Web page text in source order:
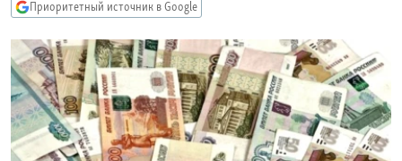
Вернутся
поиску
КАВКАЗ.РЕАЛИИ
СЕВЕР.РЕАЛИИ
СИБИРЬ.РЕАЛИИ
РАСПИСАНИЕ ВЕЩАНИЯ
ПОДПИШИТЕСЬ НА РАССЫЛКУ
Приоритетный источник в Google